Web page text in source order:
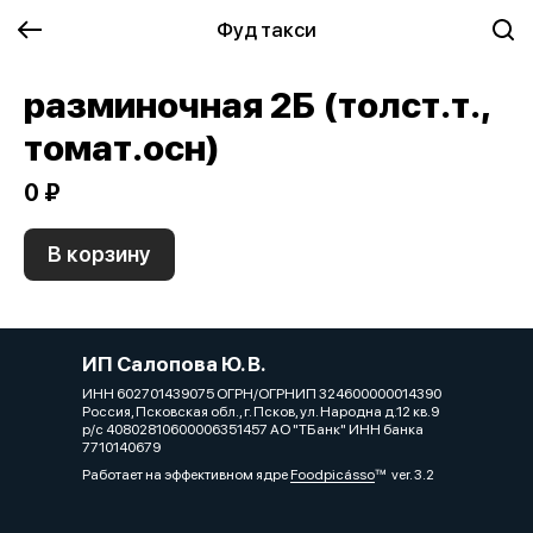
Фуд такси
разминочная 2Б (толст.т.,
томат.осн)
0 ₽
В корзину
ИП Салопова Ю. В.
ИНН 602701439075 ОГРН/ОГРНИП 324600000014390
Россия, Псковская обл., г. Псков, ул. Народна д.12 кв.9
р/с 40802810600006351457 АО "ТБанк" ИНН банка
7710140679
Работает на эффективном ядреFoodpicássover. 3.2